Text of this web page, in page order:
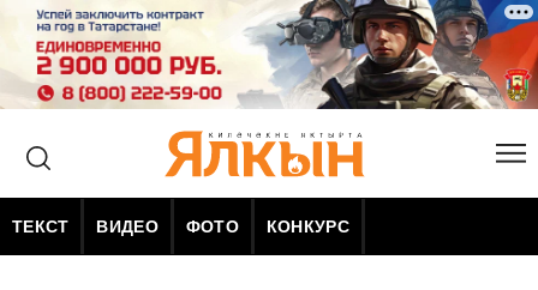
ТЕКСТ ВИДЕО ФОТО КОНКУРС